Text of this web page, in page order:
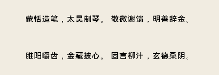
蒙恬造笔，太昊制琴。 敬微谢馈，明善辞金。
睢阳嚼齿，金藏披心。 固言柳汁，玄德桑阴。